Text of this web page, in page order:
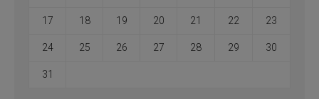
17 18 19 20 21 22 23
24 25 26 27 28 29 30
31